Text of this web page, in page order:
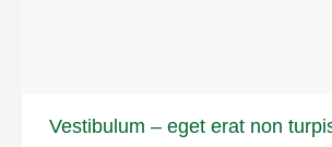
Vestibulum – eget erat non